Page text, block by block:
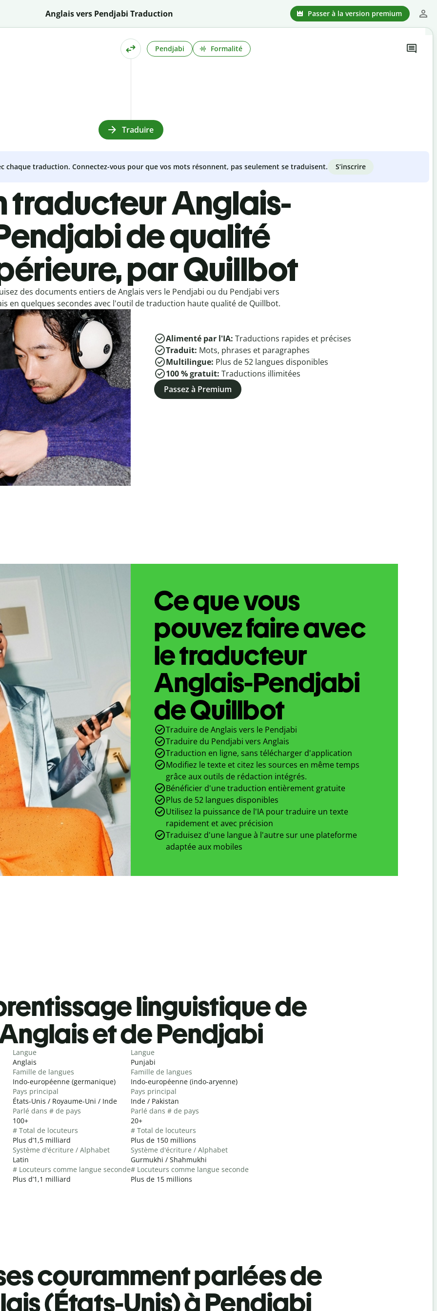
Anglais vers Pendjabi Traduction Passer à la version premium
Pendjabi Formalité
Traduire
chaque traduction. Connectez-vous pour que vos mots résonnent, pas seulement se traduisent. S’inscrire
traducteur Anglais-
de qualité
par Quillbot
des documents entiers de Anglais vers le Pendjabi ou du Pendjabi vers
en quelques secondes avec l'outil de traduction haute qualité de Quillbot.
Alimenté par l'IA: Traductions rapides et précises
Traduit: Mots, phrases et paragraphes
Multilingue: Plus de 52 langues disponibles
100 % gratuit: Traductions illimitées
Passez à Premium
Ce que vous
pouvez faire avec
le traducteur
Anglais-Pendjabi
de Quillbot
Traduire de Anglais vers le Pendjabi
Traduire du Pendjabi vers Anglais
Traduction en ligne, sans télécharger d'application
Modifiez le texte et citez les sources en même temps
grâce aux outils de rédaction intégrés.
Bénéficier d'une traduction entièrement gratuite
Plus de 52 langues disponibles
Utilisez la puissance de l'IA pour traduire un texte
rapidement et avec précision
Traduisez d'une langue à l'autre sur une plateforme
adaptée aux mobiles
linguistique de
et de Pendjabi
Langue
Anglais
Famille de langues
Indo-européenne (germanique)
Pays principal
États-Unis / Royaume-Uni / Inde
Parlé dans # de pays
100+
# Total de locuteurs
Plus d’1,5 milliard
Système d'écriture / Alphabet
Latin
# Locuteurs comme langue seconde
Plus d’1,1 milliard
Langue
Punjabi
Famille de langues
Indo-européenne (indo-aryenne)
Pays principal
Inde / Pakistan
Parlé dans # de pays
20+
# Total de locuteurs
Plus de 150 millions
Système d'écriture / Alphabet
Gurmukhi / Shahmukhi
# Locuteurs comme langue seconde
Plus de 15 millions
couramment parlées de
(États-Unis) à Pendjabi